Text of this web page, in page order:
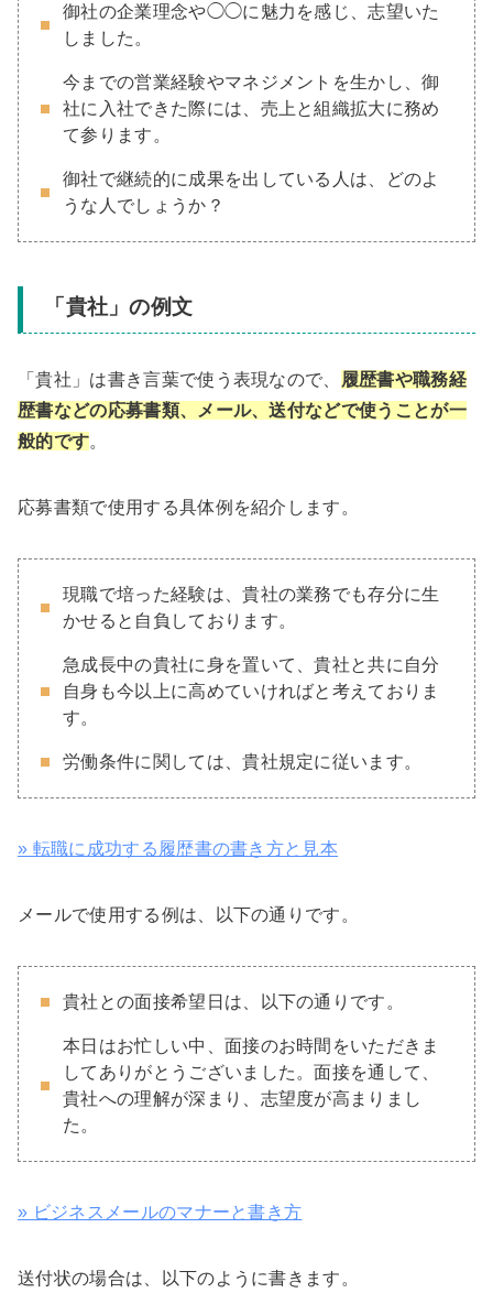
御社の企業理念や◯◯に魅力を感じ、志望いた
しました。
今までの営業経験やマネジメントを生かし、御
社に入社できた際には、売上と組織拡大に務め
て参ります。
御社で継続的に成果を出している人は、どのよ
うな人でしょうか？
「貴社」の例文
「貴社」は書き言葉で使う表現なので、
履歴書や職務経
歴書などの応募書類、メール、送付などで使うことが一
般的です。
応募書類で使用する具体例を紹介します。
現職で培った経験は、貴社の業務でも存分に生
かせると自負しております。
急成長中の貴社に身を置いて、貴社と共に自分
自身も今以上に高めていければと考えておりま
す。
労働条件に関しては、貴社規定に従います。
» 転職に成功する履歴書の書き方と見本
メールで使用する例は、以下の通りです。
貴社との面接希望日は、以下の通りです。
本日はお忙しい中、面接のお時間をいただきま
してありがとうございました。面接を通して、
貴社への理解が深まり、志望度が高まりまし
た。
» ビジネスメールのマナーと書き方
送付状の場合は、以下のように書きます。